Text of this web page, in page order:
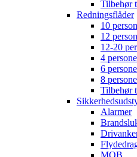
Tilbehør
Redningsflåder
10
12
12-20
4
6
8
Tilbehør
Alarmer